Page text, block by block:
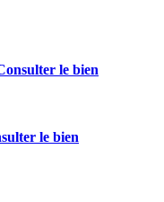
le bien
le bien